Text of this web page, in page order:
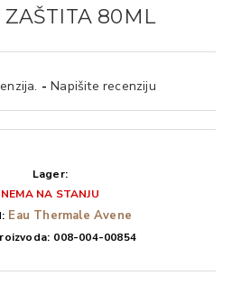
ZAŠTITA 80ML
- Napišite recenziju
Lager:
NEMA NA STANJU
Eau Thermale Avene
008-004-00854